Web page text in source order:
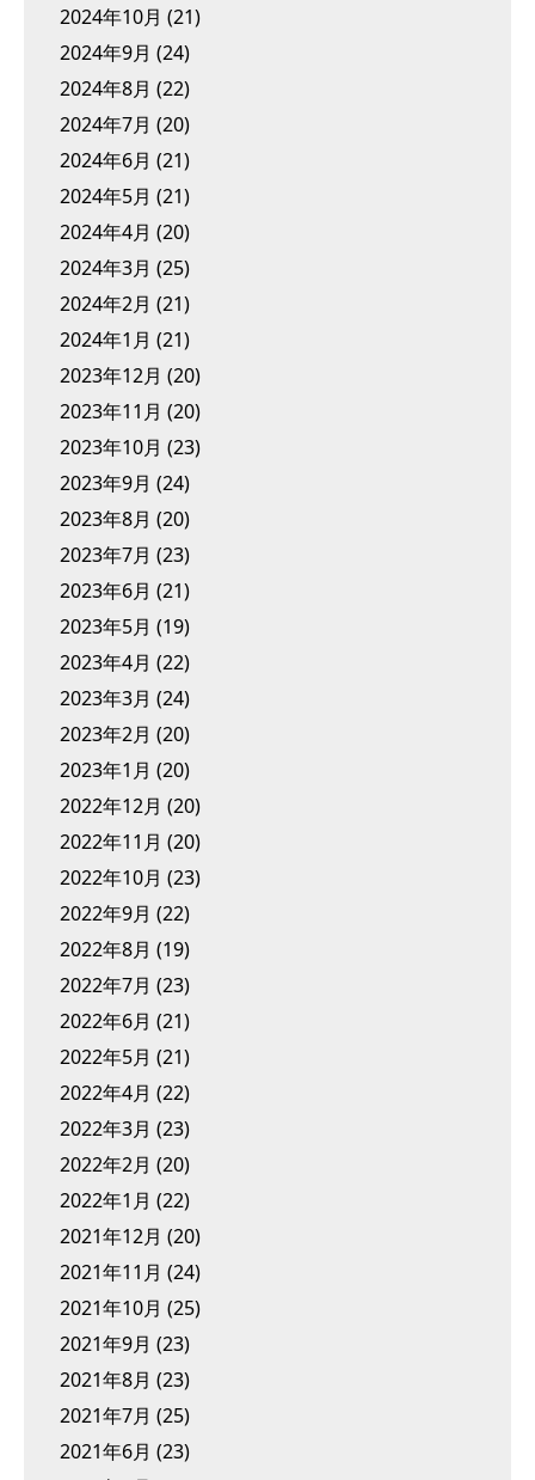
2024年10月 (21)
2024年9月 (24)
2024年8月 (22)
2024年7月 (20)
2024年6月 (21)
2024年5月 (21)
2024年4月 (20)
2024年3月 (25)
2024年2月 (21)
2024年1月 (21)
2023年12月 (20)
2023年11月 (20)
2023年10月 (23)
2023年9月 (24)
2023年8月 (20)
2023年7月 (23)
2023年6月 (21)
2023年5月 (19)
2023年4月 (22)
2023年3月 (24)
2023年2月 (20)
2023年1月 (20)
2022年12月 (20)
2022年11月 (20)
2022年10月 (23)
2022年9月 (22)
2022年8月 (19)
2022年7月 (23)
2022年6月 (21)
2022年5月 (21)
2022年4月 (22)
2022年3月 (23)
2022年2月 (20)
2022年1月 (22)
2021年12月 (20)
2021年11月 (24)
2021年10月 (25)
2021年9月 (23)
2021年8月 (23)
2021年7月 (25)
2021年6月 (23)